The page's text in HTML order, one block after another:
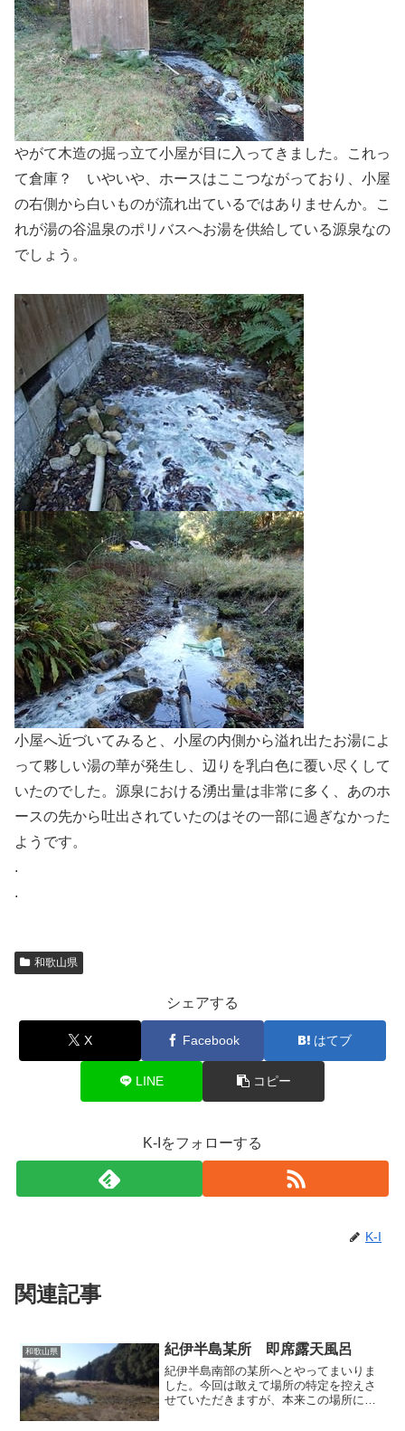
やがて木造の掘っ立て小屋が目に入ってきました。これっ
て倉庫？ いやいや、ホースはここつながっており、小屋
の右側から白いものが流れ出ているではありませんか。こ
れが湯の谷温泉のポリバスへお湯を供給している源泉なの
でしょう。
小屋へ近づいてみると、小屋の内側から溢れ出たお湯によ
って夥しい湯の華が発生し、辺りを乳白色に覆い尽くして
いたのでした。源泉における湧出量は非常に多く、あのホ
ースの先から吐出されていたのはその一部に過ぎなかった
ようです。
.
.
和歌山県
シェアする
X Facebook はてブ
LINE コピー
K-Iをフォローする
K-I
関連記事
和歌山県 紀伊半島某所 即席露天風呂
紀伊半島南部の某所へとやってまいりま
した。今回は敢えて場所の特定を控えさ
せていただきますが、本来この場所には